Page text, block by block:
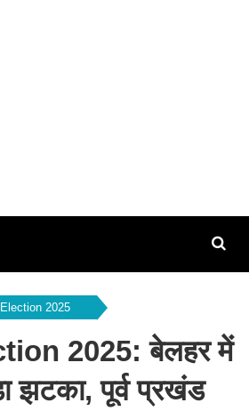
2025
2025: बेलहर में
झटका, पूर्व प्रखंड